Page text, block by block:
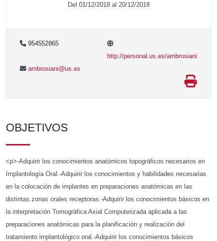
Del 01/12/2018 al 20/12/2018
954552865
http://personal.us.es/ambrosiani
ambrosiani@us.es
OBJETIVOS
<p>-Adquirir los conocimientos anatómicos topográficos necesarios en
Implantología Oral.-Adquirir los conocimientos y habilidades necesarias
en la colocación de implantes en preparaciones anatómicas en las
distintas zonas orales receptoras.-Adquirir los conocimientos básicos en
la interpretación Tomográfica Axial Computerizada aplicada a las
preparaciones anatómicas para la planificación y realización del
tratamiento implantológico oral.-Adquirir los conocimientos básicos